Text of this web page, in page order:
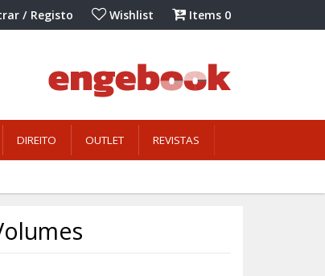
/ Registo Wishlist Items 0
DIREITO OUTLET REVISTAS